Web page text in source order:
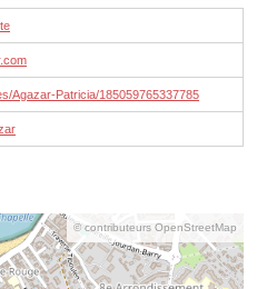
Agazar-Patricia/185059765337785
© contributeurs OpenStreetMap